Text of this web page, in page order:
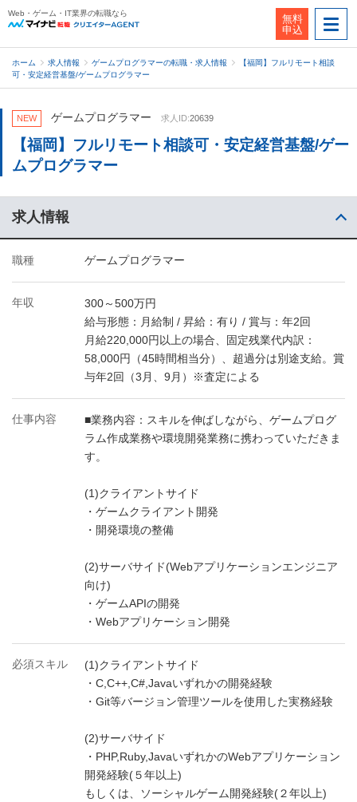
Web・ゲーム・IT業界の転職なら
無料
申込
ホーム 求人情報 ゲームプログラマーの転職・求人情報
【福岡】フルリモート相談
可・安定経営基盤/ゲームプログラマー
NEW ゲームプログラマー 求人ID:20639
【福岡】フルリモート相談可・安定経営基盤/ゲー
ムプログラマー
求人情報
職種 ゲームプログラマー
年収
300～500万円
給与形態：月給制 / 昇給：有り / 賞与：年2回
月給220,000円以上の場合、固定残業代内訳：
58,000円（45時間相当分）、超過分は別途支給。賞
与年2回（3月、9月）※査定による
仕事内容
■業務内容：スキルを伸ばしながら、ゲームプログ
ラム作成業務や環境開発業務に携わっていただきま
す。
(1)クライアントサイド
・ゲームクライアント開発
・開発環境の整備
(2)サーバサイド(Webアプリケーションエンジニア
向け)
・ゲームAPIの開発
・Webアプリケーション開発
必須スキル
(1)クライアントサイド
・C,C++,C#,Javaいずれかの開発経験
・Git等バージョン管理ツールを使用した実務経験
(2)サーバサイド
・PHP,Ruby,JavaいずれかのWebアプリケーション
開発経験(５年以上)
もしくは、ソーシャルゲーム開発経験(２年以上)